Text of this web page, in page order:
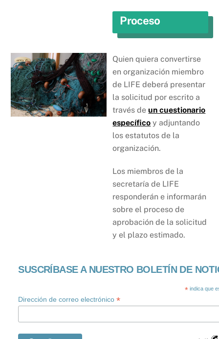
Proceso
Quien quiera convertirse
en organización miembro
de LIFE deberá presentar
la solicitud por escrito a
través deun cuestionario
específico y adjuntando
los estatutos de la
organización.
Los miembros de la
secretaría de LIFE
responderán e informarán
sobre el proceso de
aprobación de la solicitud
y el plazo estimado.
SUSCRÍBASE A NUESTRO BOLETÍN DE
* indica que
Dirección de correo electrónico*